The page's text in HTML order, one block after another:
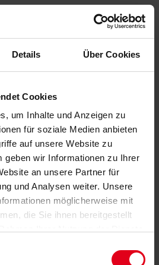
Details Über Cookies
Cookies
um Inhalte und Anzeigen zu
für soziale Medien anbieten
auf unsere Website zu
geben wir Informationen zu Ihrer
an unsere Partner für
und Analysen weiter. Unsere
möglicherweise mit
die Sie ihnen bereitgestellt